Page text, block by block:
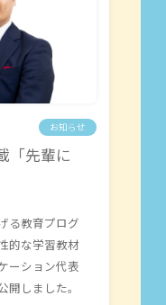
お知らせ
「先輩に
る教育プログ
的な学習教材
ーション代表
しました。